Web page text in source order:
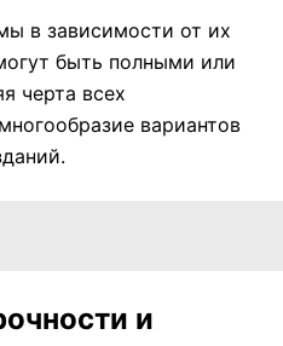
в зависимости от их
быть полными или
черта всех
вариантов
и